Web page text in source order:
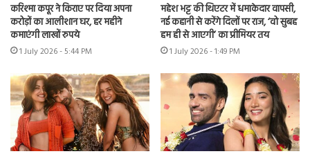
करिश्मा कपूर ने किराए पर दिया अपना
करोड़ों का आलीशान घर, हर महीने
कमाएंगी लाखों रुपये
1 July 2026 - 5:44 PM
महेश भट्ट की थिएटर में धमाकेदार वापसी,
नई कहानी से करेंगे दिलों पर राज, ‘वो सुबह
हम ही से आएगी’ का प्रीमियर तय
1 July 2026 - 1:49 PM